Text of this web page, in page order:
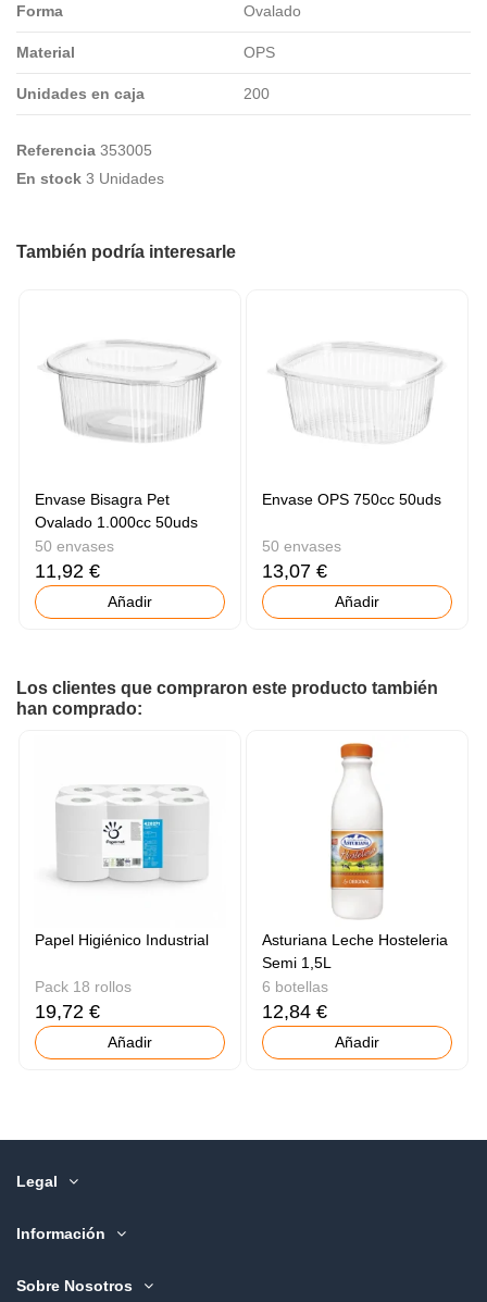
Forma Ovalado
Material OPS
Unidades en caja 200
Referencia 353005
En stock 3 Unidades
También podría interesarle
Envase Bisagra Pet
Ovalado 1.000cc 50uds
50 envases
11,92 €
Añadir
Envase OPS 750cc 50uds
50 envases
13,07 €
Añadir
Los clientes que compraron este producto también
han comprado:
Papel Higiénico Industrial
Pack 18 rollos
19,72 €
Añadir
Asturiana Leche Hosteleria
Semi 1,5L
6 botellas
12,84 €
Añadir
Legal
Información
Sobre Nosotros